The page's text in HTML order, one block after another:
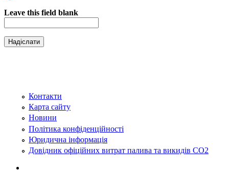
Leave this field blank
Контакти
Карта сайту
Новини
Політика конфіденційності
Юридична інформація
Довідник офіційних витрат палива та викидів СО2